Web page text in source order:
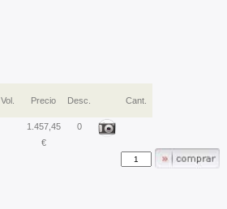
Vol. Precio Desc. Cant.
1.457,45
€
0